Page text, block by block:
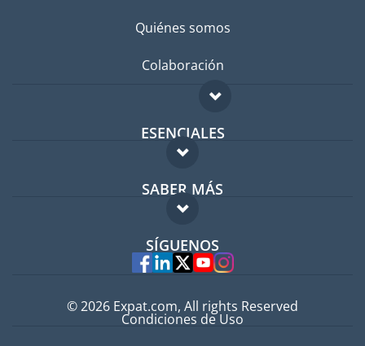
Quiénes somos
Colaboración
ESENCIALES
Foro para expatriados
Guía para expatriados
Trabajos en el extranjero
SABER MÁS
FAQ
Expertos
SÍGUENOS
© 2026 Expat.com, All rights Reserved
Condiciones de Uso